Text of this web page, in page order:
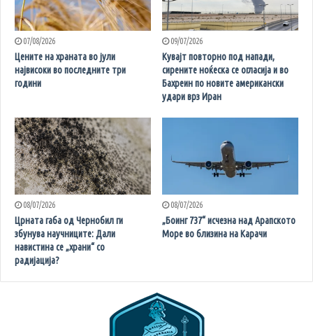
07/08/2026
Цените на храната во јули
највисоки во последните три
години
09/07/2026
Кувајт повторно под напади,
сирените ноќеска се огласија и во
Бахреин по новите американски
удари врз Иран
08/07/2026
Црната габа од Чернобил ги
збунува научниците: Дали
навистина се „храни“ со
радијација?
08/07/2026
„Боинг 737“ исчезна над Арапското
Море во близина на Карачи